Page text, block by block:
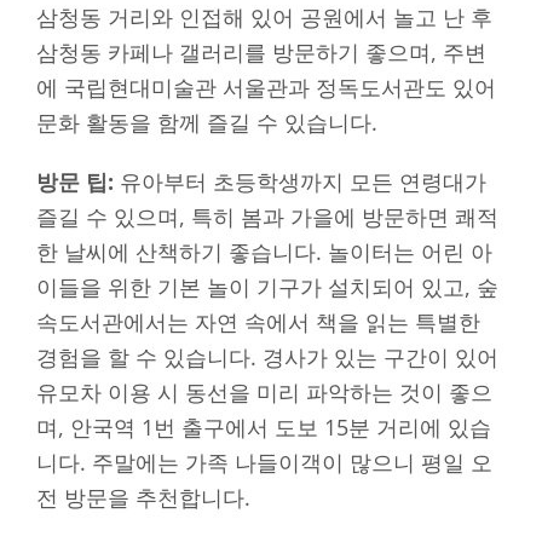
삼청동 거리와 인접해 있어 공원에서 놀고 난 후
삼청동 카페나 갤러리를 방문하기 좋으며, 주변
에 국립현대미술관 서울관과 정독도서관도 있어
문화 활동을 함께 즐길 수 있습니다.
방문 팁: 유아부터 초등학생까지 모든 연령대가
즐길 수 있으며, 특히 봄과 가을에 방문하면 쾌적
한 날씨에 산책하기 좋습니다. 놀이터는 어린 아
이들을 위한 기본 놀이 기구가 설치되어 있고, 숲
속도서관에서는 자연 속에서 책을 읽는 특별한
경험을 할 수 있습니다. 경사가 있는 구간이 있어
유모차 이용 시 동선을 미리 파악하는 것이 좋으
며, 안국역 1번 출구에서 도보 15분 거리에 있습
니다. 주말에는 가족 나들이객이 많으니 평일 오
전 방문을 추천합니다.